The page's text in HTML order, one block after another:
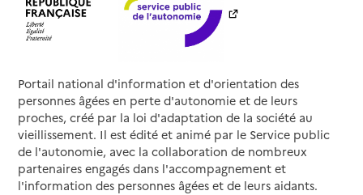
Portail national d'information et d'orientation des
personnes âgées en perte d'autonomie et de leurs
proches, créé par la loi d'adaptation de la société au
vieillissement. Il est édité et animé par le Service public
de l'autonomie, avec la collaboration de nombreux
partenaires engagés dans l'accompagnement et
l'information des personnes âgées et de leurs aidants.